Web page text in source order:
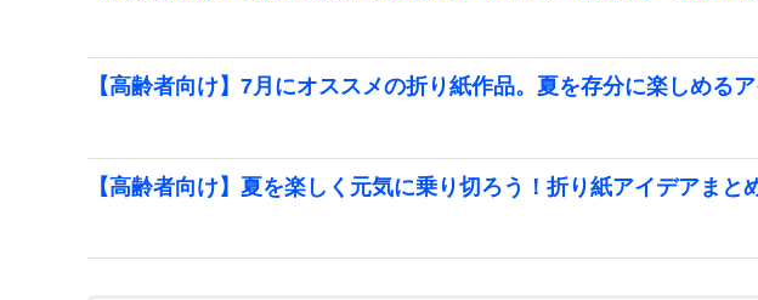
【高齢者向け】7月にオススメの折り紙作品。夏を存分に楽しめる
【高齢者向け】夏を楽しく元気に乗り切ろう！折り紙アイデアまと